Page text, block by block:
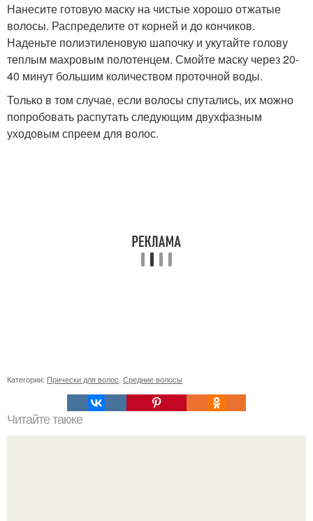
Нанесите готовую маску на чистые хорошо отжатые
волосы. Распределите от корней и до кончиков.
Наденьте полиэтиленовую шапочку и укутайте голову
теплым махровым полотенцем. Смойте маску через 20-
40 минут большим количеством проточной воды.
Только в том случае, если волосы спутались, их можно
попробовать распутать следующим двухфазным
уходовым спреем для волос.
Категории: Прически для волос, Средние волосы
Читайте также